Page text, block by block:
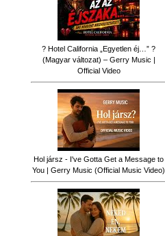
? Hotel California „Egyetlen éj…” ?
(Magyar változat) – Gerry Music |
Official Video
Hol jársz - I've Gotta Get a Message to
You | Gerry Music (Official Music Video)